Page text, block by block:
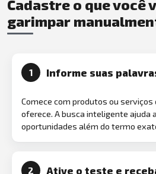
Cadastre o que você
garimpar
1 Informe suas
Comece com produtos ou serviços
oferece. A busca inteligente ajuda
oportunidades além do termo
2 Ative o teste e